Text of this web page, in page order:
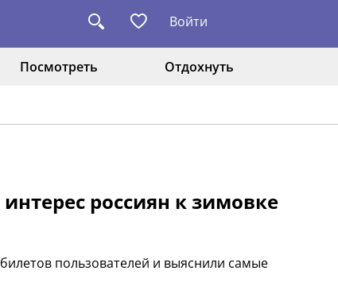
Войти
Посмотреть Отдохнуть
россиян к зимовке
пользователей и выяснили самые